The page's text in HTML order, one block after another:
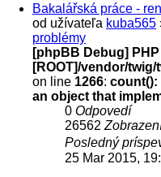
Bakalářská práce -
od užívateľa kuba565
problémy
[phpBB Debug]
[ROOT]/vendor/
on line 1266: count():
an object that
0 Odpovedí
26562
Posledný
25 Mar 2015,